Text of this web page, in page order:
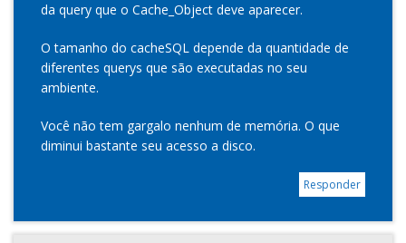
da query que o Cache_Object deve aparecer.
O tamanho do cacheSQL depende da quantidade de
diferentes querys que são executadas no seu
ambiente.
Você não tem gargalo nenhum de memória. O que
diminui bastante seu acesso a disco.
Responder